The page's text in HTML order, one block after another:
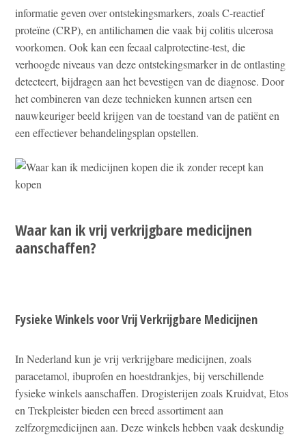
informatie geven over ontstekingsmarkers, zoals C-reactief
proteïne (CRP), en antilichamen die vaak bij colitis ulcerosa
voorkomen. Ook kan een fecaal calprotectine-test, die
verhoogde niveaus van deze ontstekingsmarker in de ontlasting
detecteert, bijdragen aan het bevestigen van de diagnose. Door
het combineren van deze technieken kunnen artsen een
nauwkeuriger beeld krijgen van de toestand van de patiënt en
een effectiever behandelingsplan opstellen.
Waar kan ik vrij verkrijgbare medicijnen
aanschaffen?
Fysieke Winkels voor Vrij Verkrijgbare Medicijnen
In Nederland kun je vrij verkrijgbare medicijnen, zoals
paracetamol, ibuprofen en hoestdrankjes, bij verschillende
fysieke winkels aanschaffen. Drogisterijen zoals Kruidvat, Etos
en Trekpleister bieden een breed assortiment aan
zelfzorgmedicijnen aan. Deze winkels hebben vaak deskundig